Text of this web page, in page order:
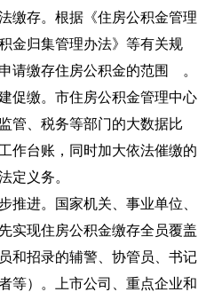
缴存。根据《住房公积金管理
金归集管理办法》等有关规
请缴存住房公积金的范围 。
促缴。市住房公积金管理中心
管、税务等部门的大数据比
作台账，同时加大依法催缴的
定义务。
推进。国家机关、事业单位、
实现住房公积金缴存全员覆盖
和招录的辅警、协管员、书记
等）。上市公司、重点企业和